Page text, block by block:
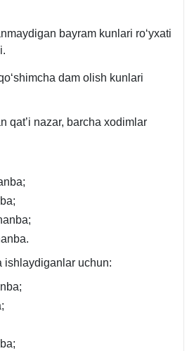
bayram kunlari roʻyхati
dam olish kunlari
qat’i nazar, barcha хodimlar
ishlaydiganlar uchun: